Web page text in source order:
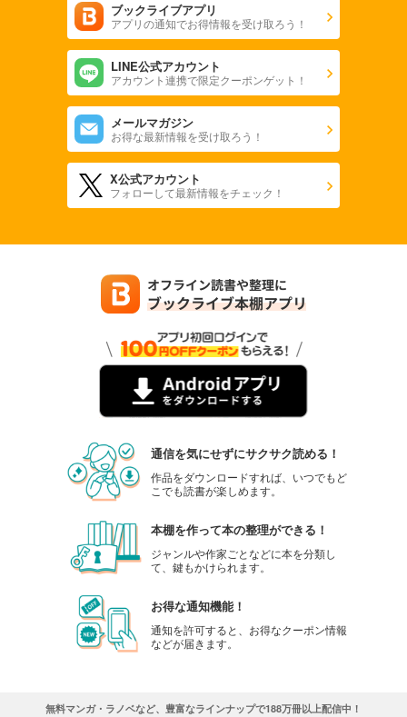
ブックライブアプリ
アプリの通知でお得情報を受け取ろう！
LINE公式アカウント
アカウント連携で限定クーポンゲット！
メールマガジン
お得な最新情報を受け取ろう！
X公式アカウント
フォローして最新情報をチェック！
通信を気にせずにサクサク読める！
作品をダウンロードすれば、いつでもど
こでも読書が楽しめます。
本棚を作って本の整理ができる！
ジャンルや作家ごとなどに本を分類し
て、鍵もかけられます。
お得な通知機能！
通知を許可すると、お得なクーポン情報
などが届きます。
無料マンガ・ラノベなど、豊富なラインナップで188万冊以上配信中！